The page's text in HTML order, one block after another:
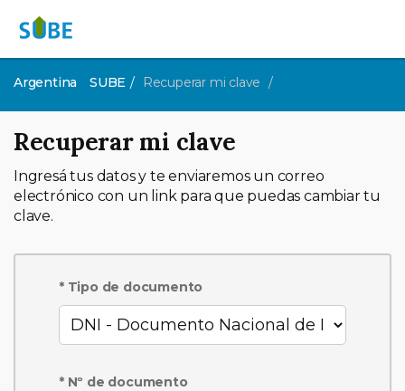
Argentina SUBE Recuperar mi clave
Recuperar mi clave
Ingresá tus datos y te enviaremos un correo
electrónico con un link para que puedas cambiar tu
clave.
* Tipo de documento
* Nº de documento